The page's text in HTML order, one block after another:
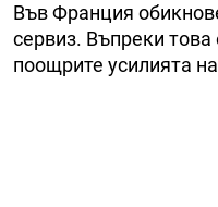
Във Франция
сервиз. Въпреки това
поощрите усилията